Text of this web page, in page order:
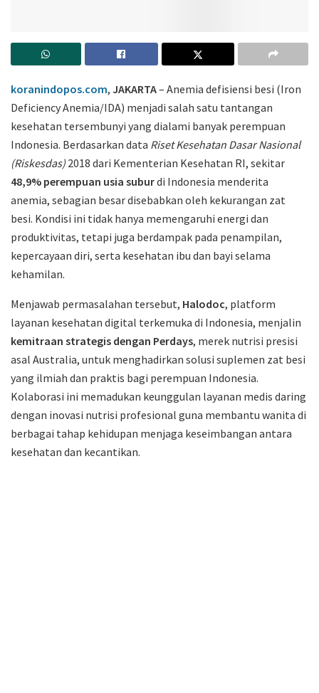
koranindopos.com, JAKARTA– Anemia defisiensi besi (Iron
Deficiency Anemia/IDA) menjadi salah satu tantangan
kesehatan tersembunyi yang dialami banyak perempuan
Indonesia. Berdasarkan data Riset Kesehatan Dasar Nasional
(Riskesdas) 2018 dari Kementerian Kesehatan RI, sekitar
48,9% perempuan usia suburdi Indonesia menderita
anemia, sebagian besar disebabkan oleh kekurangan zat
besi. Kondisi ini tidak hanya memengaruhi energi dan
produktivitas, tetapi juga berdampak pada penampilan,
kepercayaan diri, serta kesehatan ibu dan bayi selama
kehamilan.
Menjawab permasalahan tersebut, Halodoc, platform
layanan kesehatan digital terkemuka di Indonesia, menjalin
kemitraan strategis dengan Perdays, merek nutrisi presisi
asal Australia, untuk menghadirkan solusi suplemen zat besi
yang ilmiah dan praktis bagi perempuan Indonesia.
Kolaborasi ini memadukan keunggulan layanan medis daring
dengan inovasi nutrisi profesional guna membantu wanita di
berbagai tahap kehidupan menjaga keseimbangan antara
kesehatan dan kecantikan.